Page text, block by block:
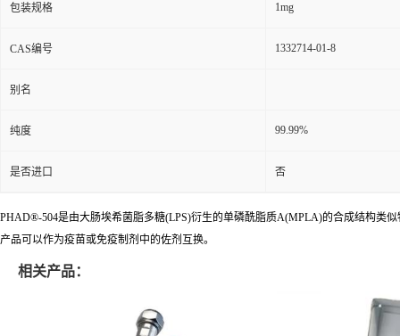
包装规格 1mg
CAS编号 1332714-01-8
别名
纯度 99.99%
是否进口 否
PHAD®-504是由大肠埃希菌脂多糖(LPS)衍生的单磷酰脂质A(MPLA)的合成结构类
产品可以作为疫苗或免疫制剂中的佐剂互换。
相关产品：